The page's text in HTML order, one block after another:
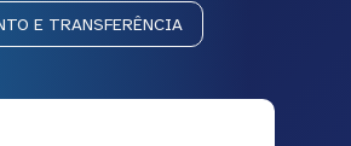
E TRANSFERÊNCIA